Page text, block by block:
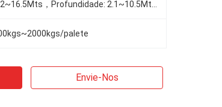
palete
Envie-Nos